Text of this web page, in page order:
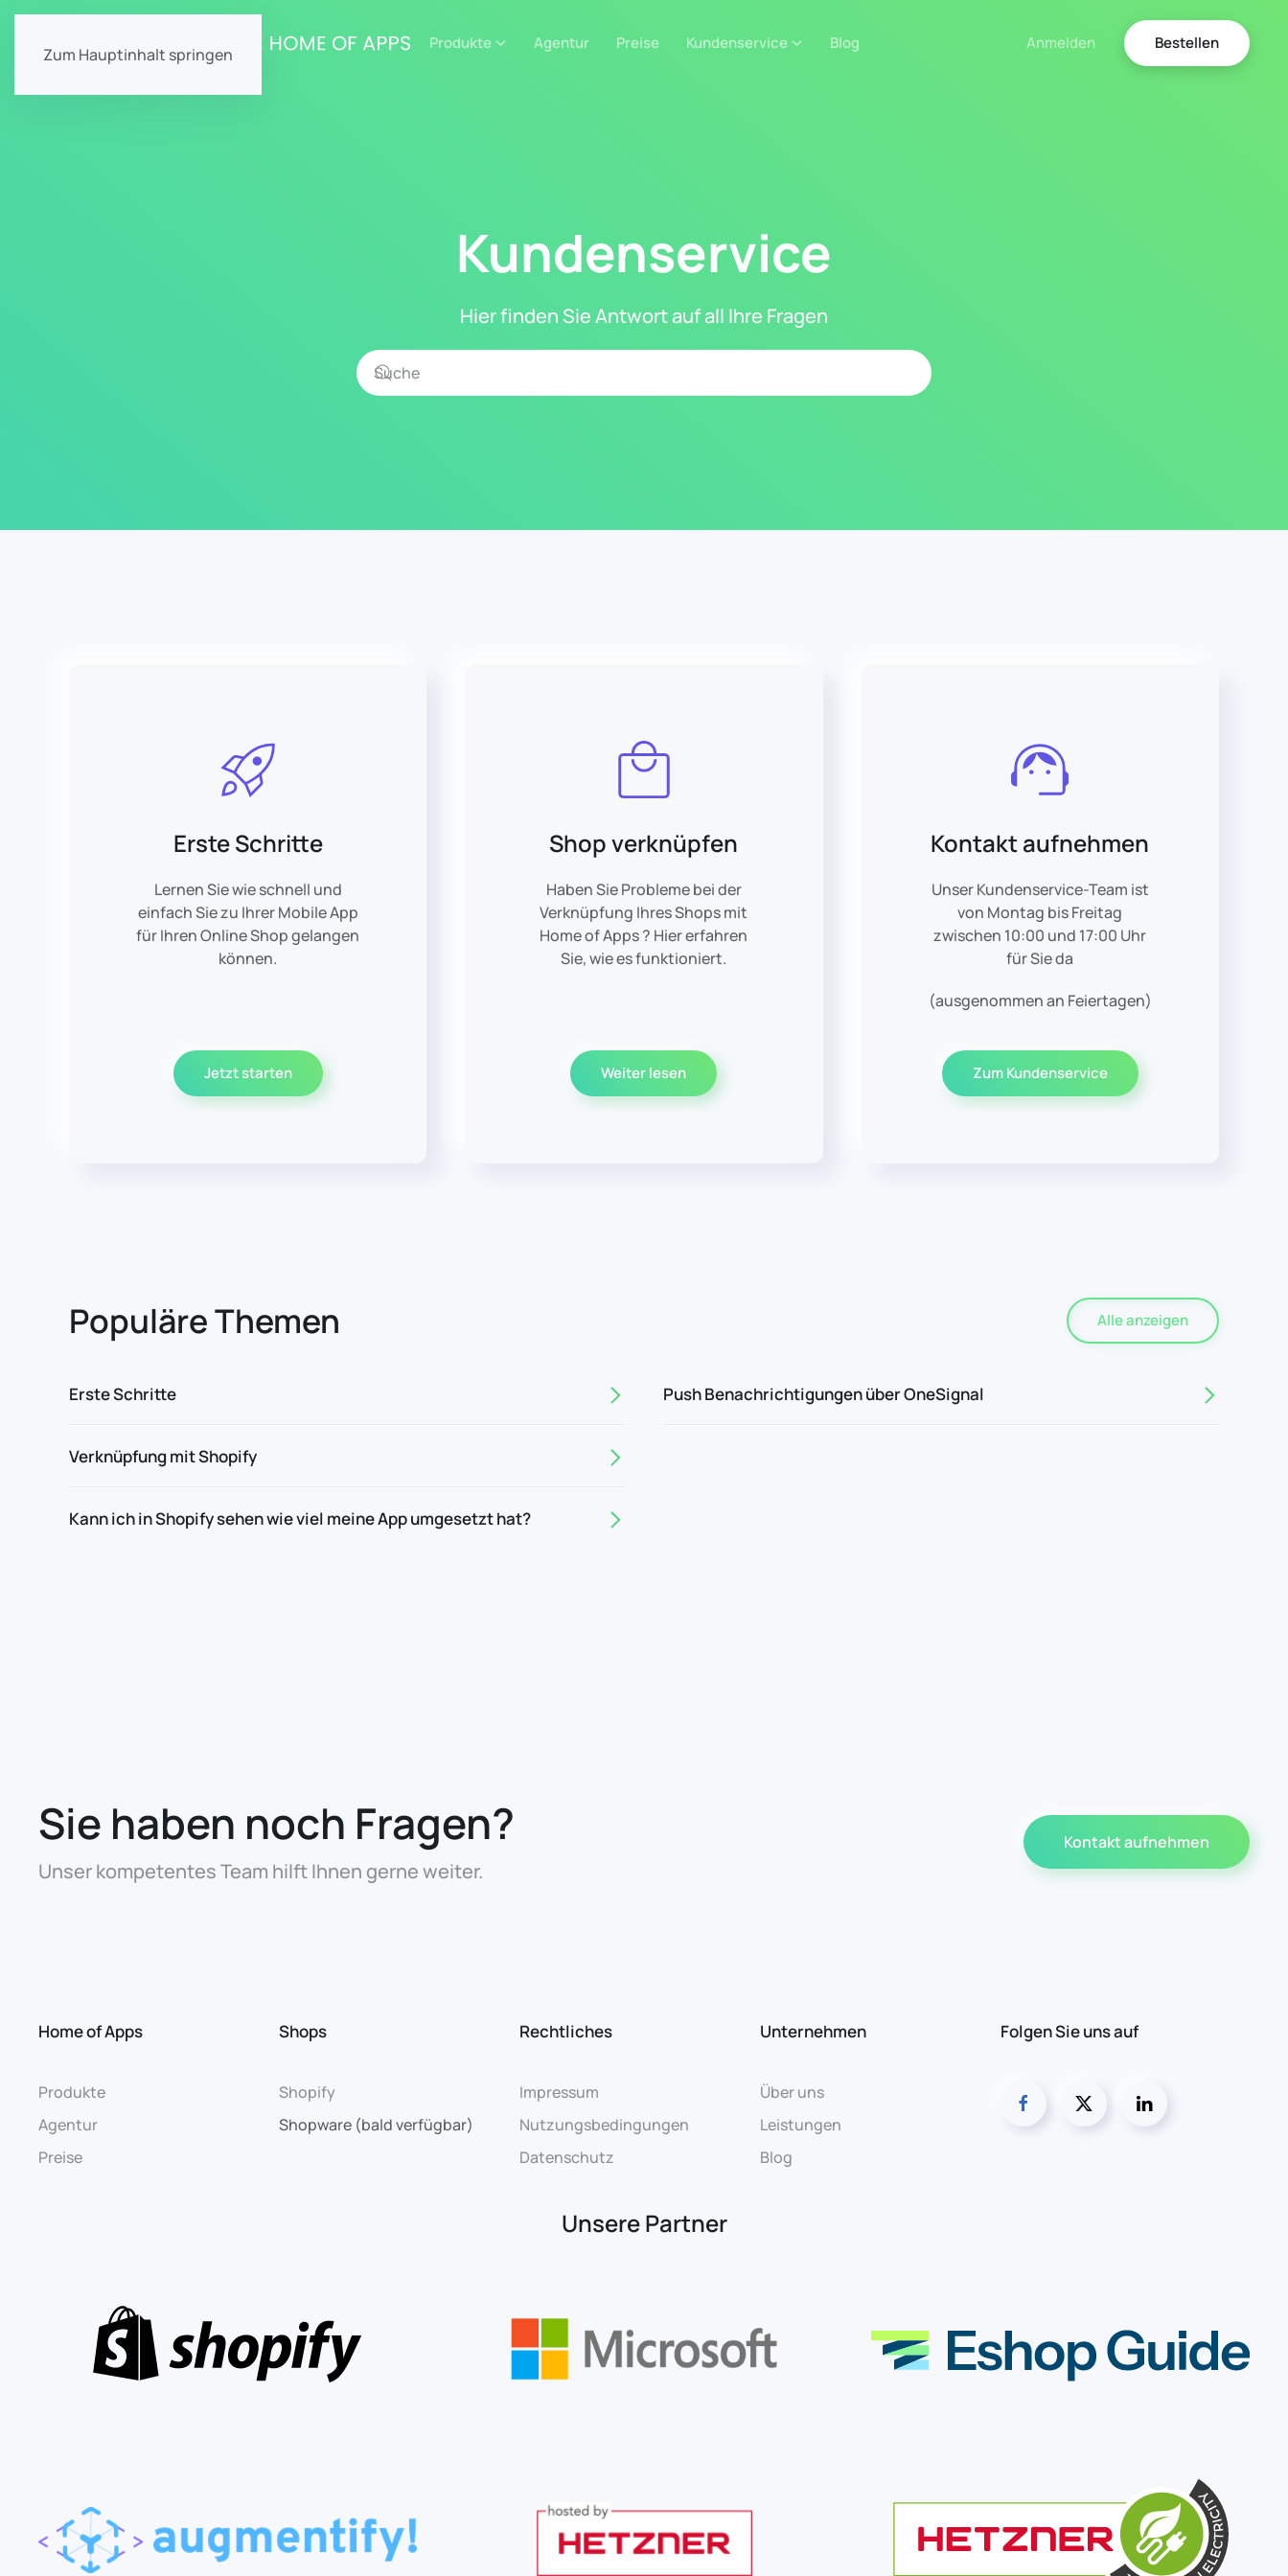
Zum Hauptinhalt springen
Produkte Agentur Preise Kundenservice Blog Anmelden Bestellen
Kundenservice
Hier finden Sie Antwort auf all Ihre Fragen
Erste Schritte
Lernen Sie wie schnell und
einfach Sie zu Ihrer Mobile App
für Ihren Online Shop gelangen
können.
Jetzt starten
Shop verknüpfen
Haben Sie Probleme bei der
Verknüpfung Ihres Shops mit
Home of Apps ? Hier erfahren
Sie, wie es funktioniert.
Weiter lesen
Kontakt aufnehmen
Unser Kundenservice-Team ist
von Montag bis Freitag
zwischen 10:00 und 17:00 Uhr
für Sie da
(ausgenommen an Feiertagen)
Zum Kundenservice
Populäre Themen Alle anzeigen
Erste Schritte
Verknüpfung mit Shopify
Kann ich in Shopify sehen wie viel meine App umgesetzt hat?
Push Benachrichtigungen über OneSignal
Sie haben noch Fragen?
Unser kompetentes Team hilft Ihnen gerne weiter.
Kontakt aufnehmen
Home of Apps
Produkte
Agentur
Preise
Shops
Shopify
Shopware (bald verfügbar)
Rechtliches
Impressum
Nutzungsbedingungen
Datenschutz
Unternehmen
Über uns
Leistungen
Blog
Folgen Sie uns auf
Unsere Partner